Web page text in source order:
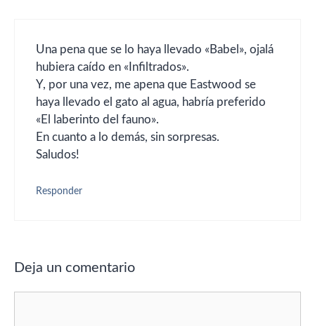
Una pena que se lo haya llevado «Babel», ojalá
hubiera caído en «Infiltrados».
Y, por una vez, me apena que Eastwood se
haya llevado el gato al agua, habría preferido
«El laberinto del fauno».
En cuanto a lo demás, sin sorpresas.
Saludos!
Responder
Deja un comentario